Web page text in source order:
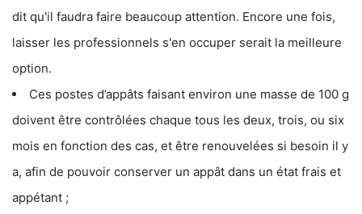
dit qu'il faudra faire beaucoup attention. Encore une fois,
laisser les professionnels s'en occuper serait la meilleure
option.
Ces postes d’appâts faisant environ une masse de 100 g
doivent être contrôlées chaque tous les deux, trois, ou six
mois en fonction des cas, et être renouvelées si besoin il y
a, afin de pouvoir conserver un appât dans un état frais et
appétant ;